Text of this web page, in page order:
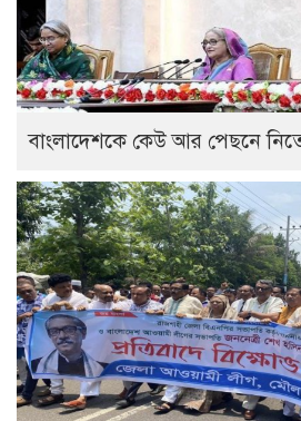
বাংলাদেশকে কেউ আর পেছনে নিতে